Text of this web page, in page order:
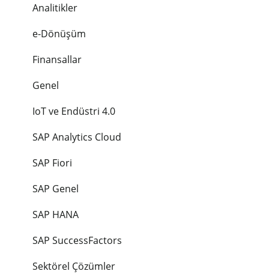
Analitikler
e-Dönüşüm
Finansallar
Genel
IoT ve Endüstri 4.0
SAP Analytics Cloud
SAP Fiori
SAP Genel
SAP HANA
SAP SuccessFactors
Sektörel Çözümler